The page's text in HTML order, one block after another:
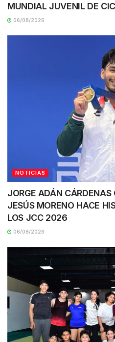
MUNDIAL JUVENIL DE
06/08/2026
NOTICIAS
JORGE ADÁN CÁRDENAS
JESÚS MORENO HACE
LOS JCC 2026
06/08/2026